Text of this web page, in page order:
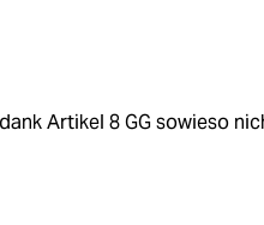
Artikel 8 GG sowieso